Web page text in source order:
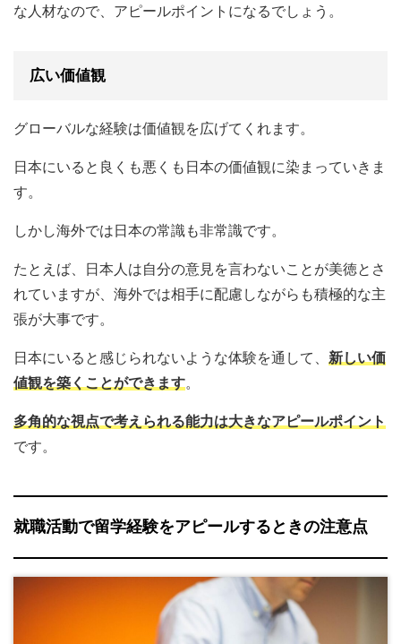
な人材なので、アピールポイントになるでしょう。
広い価値観
グローバルな経験は価値観を広げてくれます。
日本にいると良くも悪くも日本の価値観に染まっていきま
す。
しかし海外では日本の常識も非常識です。
たとえば、日本人は自分の意見を言わないことが美徳とさ
れていますが、海外では相手に配慮しながらも積極的な主
張が大事です。
日本にいると感じられないような体験を通して、 新しい価
値観を築くことができます。
多角的な視点で考えられる能力は大きなアピールポイント
です。
就職活動で留学経験をアピールするときの注意点